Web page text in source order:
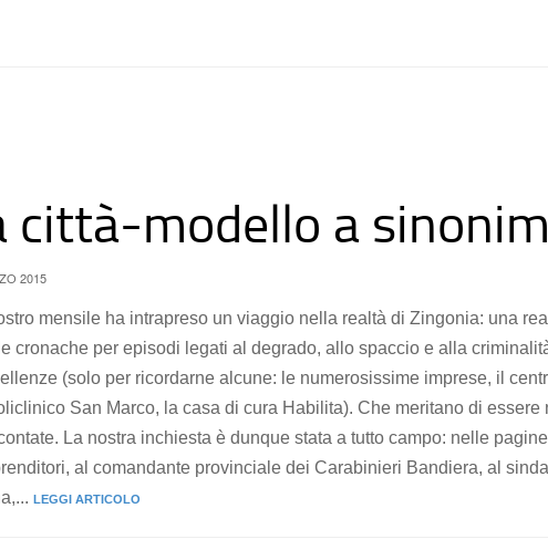
città-modello a
2015
mensile ha intrapreso un viaggio nella realtà di Zingonia: una
cronache per episodi legati al degrado, allo spaccio e alla
(solo per ricordarne alcune: le numerosissime imprese, il
San Marco, la casa di cura Habilita). Che meritano di
La nostra inchiesta è dunque stata a tutto campo: nelle
al comandante provinciale dei Carabinieri Bandiera, al
LEGGI ARTICOLO